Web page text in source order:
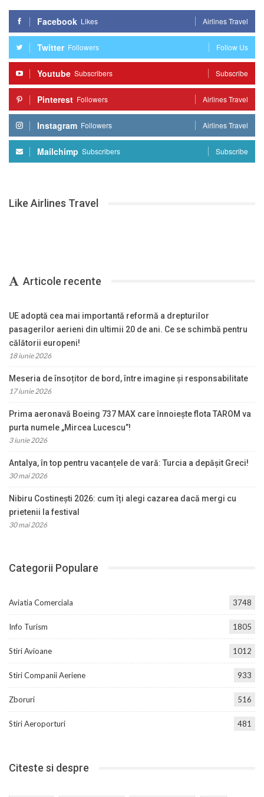
Facebook Likes Airlines Travel
Twitter Followers Follow Us
Youtube Subscribers Subscribe
Pinterest Followers Airlines Travel
Instagram Followers Airlines Travel
Mailchimp Subscribers Subscribe
Like Airlines Travel
Articole recente
UE adoptă cea mai importantă reformă a drepturilor
pasagerilor aerieni din ultimii 20 de ani. Ce se schimbă pentru
călătorii europeni!
18 iunie 2026
Meseria de însoțitor de bord, între imagine și responsabilitate
17 iunie 2026
Prima aeronavă Boeing 737 MAX care înnoiește flota TAROM va
purta numele „Mircea Lucescu”!
3 iunie 2026
Antalya, în top pentru vacanțele de vară: Turcia a depășit Greci!
30 mai 2026
Nibiru Costinești 2026: cum îți alegi cazarea dacă mergi cu
prietenii la festival
30 mai 2026
Categorii Populare
Aviatia Comerciala 3748
Info Turism 1805
Stiri Avioane 1012
Stiri Companii Aeriene 933
Zboruri 516
Stiri Aeroporturi 481
Citeste si despre